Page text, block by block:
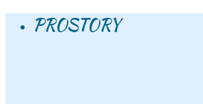
PROSTORY